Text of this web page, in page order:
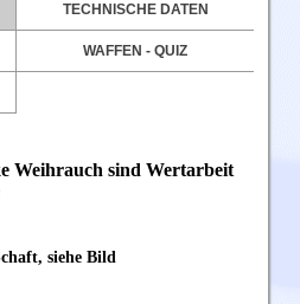
TECHNISCHE DATEN
WAFFEN - QUIZ
Weihrauch sind Wertarbeit
siehe Bild